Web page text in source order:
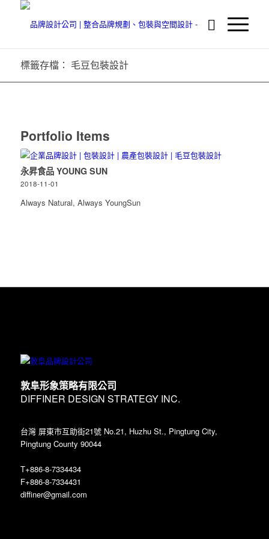
標籤存檔： 毛豆包裝設計
Portfolio Items
永昇食品 YOUNG SUN
2018-11-01
Always Natural, Always YoungSun
敦阜形象策略有限公司
DIFFINER DESIGN STRATEGY INC.
台灣 屏東市互助街21號 No.21, Huzhu St., Pingtung City,
Pingtung County 90044
T+886-8-7334434
F+886-8-7334431
diffiner@gmail.com